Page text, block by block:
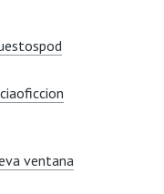
ventana